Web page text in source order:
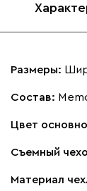
Размеры:
Состав:
Цвет
Съемный
Материал